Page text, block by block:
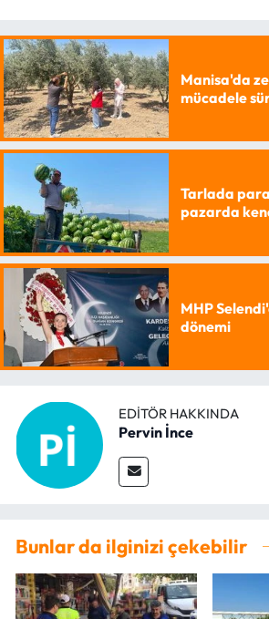
Manisa'da
mücadele
Tarlada
pazarda
MHP
dönemi
EDITÖR HAKKINDA
Pervin İnce
Bunlar da ilginizi çekebilir